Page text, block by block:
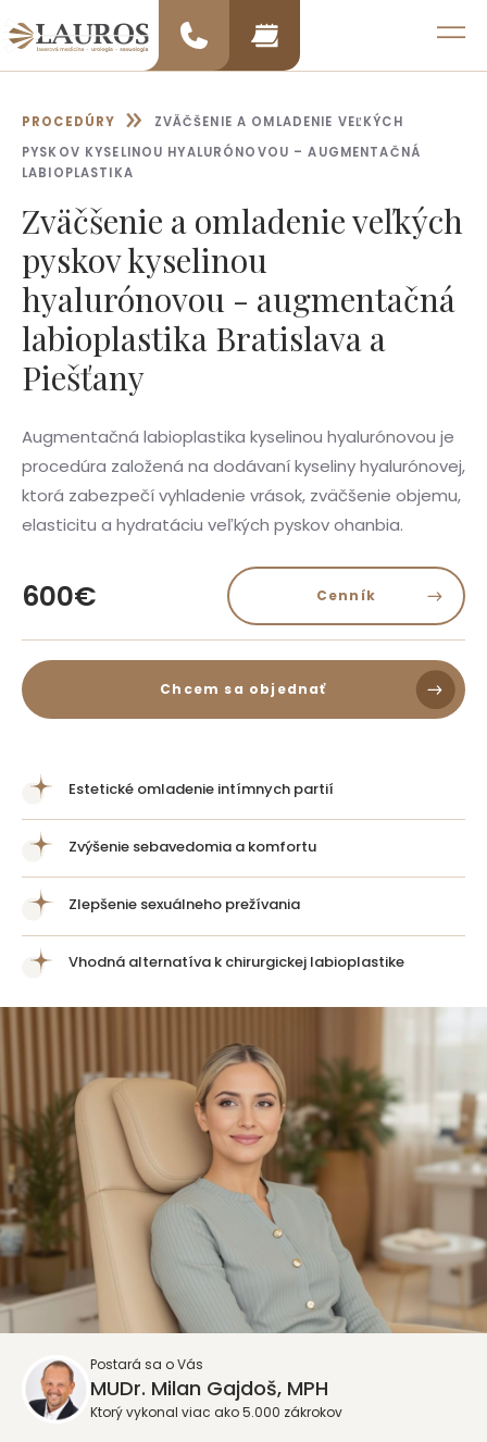
na
obsah
Postará sa o Vás
MUDr. Milan Gajdoš, MPH
Ktorý vykonal viac ako 5.000 zákrokov
PROCEDÚRY »
ZVÄČŠENIE A OMLADENIE VEĽKÝCH
PYSKOV KYSELINOU HYALURÓNOVOU – AUGMENTAČNÁ
LABIOPLASTIKA
Zväčšenie a omladenie veľkých
pyskov kyselinou
hyalurónovou - augmentačná
labioplastika Bratislava a
Piešťany
Augmentačná labioplastika kyselinou hyalurónovou je
procedúra založená na dodávaní kyseliny hyalurónovej,
ktorá zabezpečí vyhladenie vrások, zväčšenie objemu,
elasticitu a hydratáciu veľkých pyskov ohanbia.
600€ Cenník
Chcem sa objednať
Estetické omladenie intímnych partií
Zvýšenie sebavedomia a komfortu
Zlepšenie sexuálneho prežívania
Vhodná alternatíva k chirurgickej labioplastike